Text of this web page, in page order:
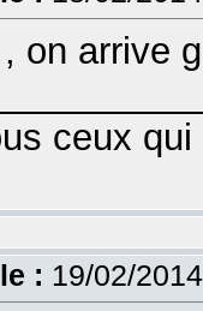
on arrive
ceux
: 19/02/